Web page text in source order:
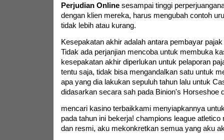
Perjudian Onlinesesampai tinggi
dengan klien mereka, harus mengubah contoh
tidak lebih atau kurang.
Kesepakatan akhir adalah antara pembayar
Tidak ada perjanjian mencoba untuk membuka
kesepakatan akhir diperlukan untuk pelaporan
tentu saja, tidak bisa mengandalkan satu untuk
apa yang dia lakukan sepuluh tahun lalu untuk
didasarkan secara sah pada Binion's Horseshoe
mencari kasino terbaikkami menyiapkannya
pada tahun ini bekerja! champions league
dan resmi, aku mekonkretkan semua yang aku